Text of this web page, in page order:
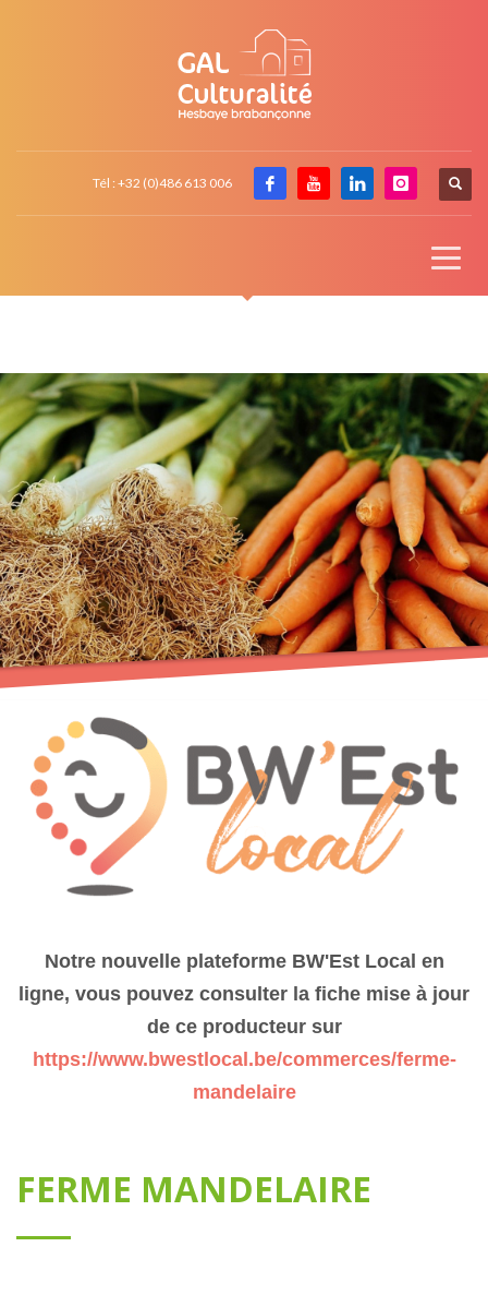
Tél : +32 (0)486 613 006
Notre nouvelle plateforme BW'Est Local en
ligne, vous pouvez consulter la fiche mise à jour
de ce producteur sur
https://www.bwestlocal.be/commerces/ferme-
mandelaire
FERME MANDELAIRE